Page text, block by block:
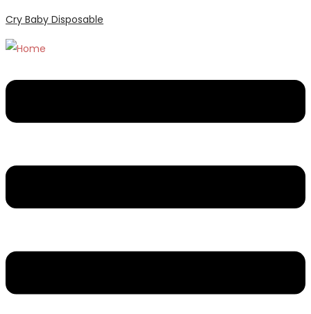
Cry Baby Disposable